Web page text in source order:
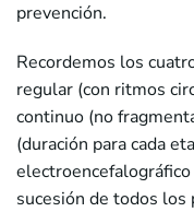
prevención.
Recordemos los
regular (con ritmos
continuo (no
(duración para cada
sucesión de todos los